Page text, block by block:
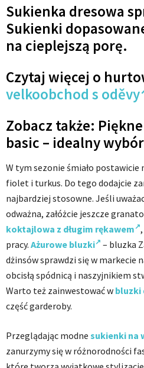
Sukienka dresowa
Sukienki
na cieplejszą porę.
Czytaj więcej o
velkoobchod s oděvy
Zobacz także:
basic – idealny
W tym sezonie śmiało postawicie
fiolet i turkus. Do tego dodajcie
najbardziej stosowne. Jeśli
odważna, załóżcie jeszcze
koktajlowa z długim rękawem
pracy. Ażurowe bluzki
– bluzka
dżinsów sprawdzi się w markecie
obcisłą spódnicą i naszyjnikiem
Warto też zainwestować w bluzki
część garderoby.
Przeglądając modne sukienki na
zanurzymy się w różnorodności